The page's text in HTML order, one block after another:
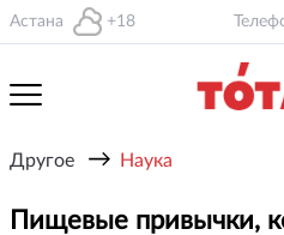
Астана +18
Другое → Наука
Пищевые привычки,